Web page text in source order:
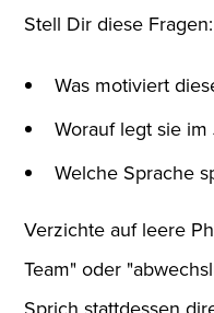
Stell Dir diese Fragen:
Was motiviert
Worauf legt sie im
Welche Sprache
Verzichte auf leere
Team" oder